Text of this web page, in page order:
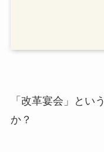
「改革宴会」とい
か？